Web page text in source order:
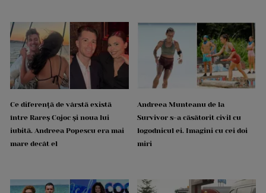
Ce diferență de vârstă există
între Rareș Cojoc și noua lui
iubită. Andreea Popescu era mai
mare decât el
Andreea Munteanu de la
Survivor s-a căsătorit civil cu
logodnicul ei. Imagini cu cei doi
miri